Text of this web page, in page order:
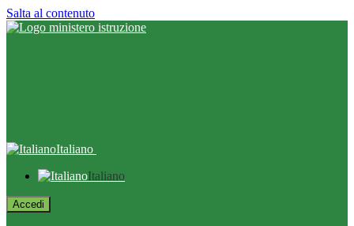
Salta al contenuto
Italiano
Italiano
Accedi